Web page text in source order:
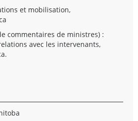
et mobilisation,
commentaires de ministres) :
avec les intervenants,
.